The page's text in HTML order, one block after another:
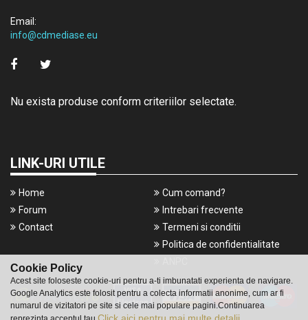
Cookie Policy
Acest site foloseste cookie-uri pentru a-ti imbunatati experienta de navigare.
Google Analytics este folosit pentru a colecta informatii anonime, cum ar fi
numarul de vizitatori pe site si cele mai populare pagini.Continuarea
Email:
info@cdmediase.eu
Nu exista produse conform criteriilor selectate.
LINK-URI UTILE
Home
Forum
Contact
Cum comand?
Intrebari frecvente
Termeni si conditii
Politica de confidentialitate